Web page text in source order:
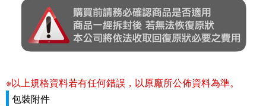
※以上規格資料若有任何錯誤，以原廠所公佈資料為準。
包裝附件